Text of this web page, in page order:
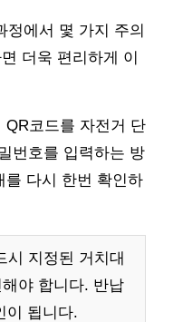
정에서 몇 가지 주의
더욱 편리하게 이
QR코드를 자전거 단
번호를 입력하는 방
를 다시 한번 확인하
시 지정된 거치대
야 합니다. 반납
이 됩니다.